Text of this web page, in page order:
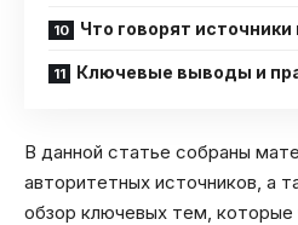
Что говорят
Ключевые выводы и
В данной статье собраны
авторитетных источников, а
обзор ключевых тем, которые